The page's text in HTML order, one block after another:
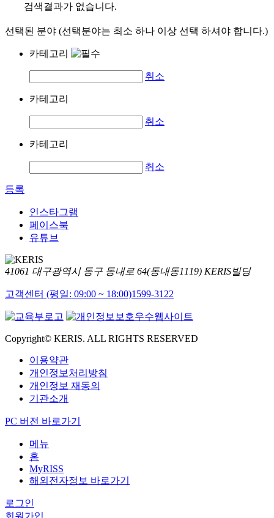
검색결과가 없습니다.
선택된 분야 (선택분야는 최소 하나 이상 선택 하셔야 합니다.)
카테고리
취소
카테고리
취소
카테고리
취소
등록
인스타그램
페이스북
유튜브
41061 대구광역시 동구 동내로 64(동내동1119) KERIS빌딩
고객센터 (평일: 09:00 ~ 18:00)1599-3122
Copyright© KERIS. ALL RIGHTS RESERVED
이용약관
개인정보처리방침
개인정보 재동의
기관소개
PC 버전 바로가기
메뉴
홈
MyRISS
해외전자정보 바로가기
로그인